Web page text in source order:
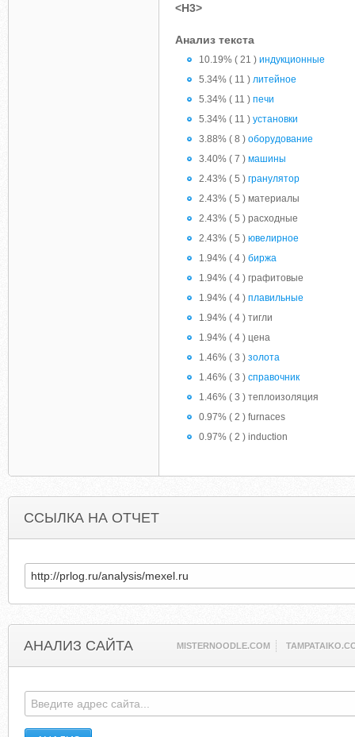
<H3>
Анализ текста
10.19% ( 21 ) индукционные
5.34% ( 11 ) литейное
5.34% ( 11 ) печи
5.34% ( 11 ) установки
3.88% ( 8 ) оборудование
3.40% ( 7 ) машины
2.43% ( 5 ) гранулятор
2.43% ( 5 ) материалы
2.43% ( 5 ) расходные
2.43% ( 5 ) ювелирное
1.94% ( 4 ) биржа
1.94% ( 4 ) графитовые
1.94% ( 4 ) плавильные
1.94% ( 4 ) тигли
1.94% ( 4 ) цена
1.46% ( 3 ) золота
1.46% ( 3 ) справочник
1.46% ( 3 ) теплоизоляция
0.97% ( 2 ) furnaces
0.97% ( 2 ) induction
ССЫЛКА НА ОТЧЕТ
АНАЛИЗ САЙТА MISTERNOODLE.COM